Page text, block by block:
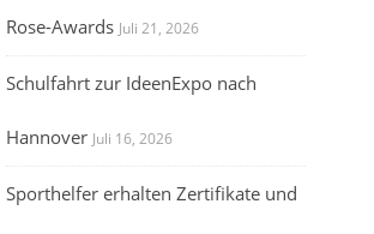
Rose-Awards Juli 21, 2026
Schulfahrt zur IdeenExpo nach
Hannover Juli 16, 2026
Sporthelfer erhalten Zertifikate und